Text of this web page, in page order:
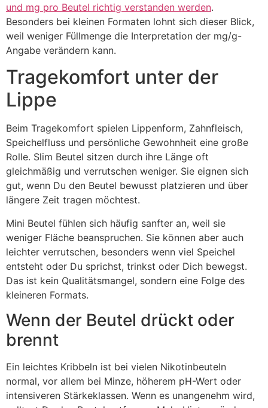
und mg pro Beutel richtig verstanden werden.
Besonders bei kleinen Formaten lohnt sich dieser Blick,
weil weniger Füllmenge die Interpretation der mg/g-
Angabe verändern kann.
Tragekomfort unter der
Lippe
Beim Tragekomfort spielen Lippenform, Zahnfleisch,
Speichelfluss und persönliche Gewohnheit eine große
Rolle. Slim Beutel sitzen durch ihre Länge oft
gleichmäßig und verrutschen weniger. Sie eignen sich
gut, wenn Du den Beutel bewusst platzieren und über
längere Zeit tragen möchtest.
Mini Beutel fühlen sich häufig sanfter an, weil sie
weniger Fläche beanspruchen. Sie können aber auch
leichter verrutschen, besonders wenn viel Speichel
entsteht oder Du sprichst, trinkst oder Dich bewegst.
Das ist kein Qualitätsmangel, sondern eine Folge des
kleineren Formats.
Wenn der Beutel drückt oder
brennt
Ein leichtes Kribbeln ist bei vielen Nikotinbeuteln
normal, vor allem bei Minze, höherem pH-Wert oder
intensiveren Stärkeklassen. Wenn es unangenehm wird,